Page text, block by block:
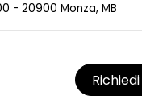
- 20900 Monza, MB